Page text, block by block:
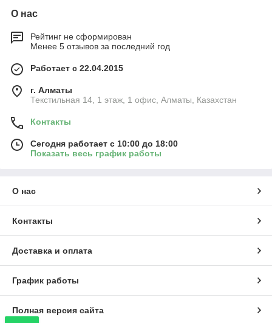
О нас
Рейтинг не сформирован
Менее 5 отзывов за последний год
Работает с 22.04.2015
г. Алматы
Текстильная 14, 1 этаж, 1 офис, Алматы, Казахстан
Контакты
Сегодня работает с 10:00 до 18:00
Показать весь график работы
О нас
Контакты
Доставка и оплата
График работы
Полная версия сайта